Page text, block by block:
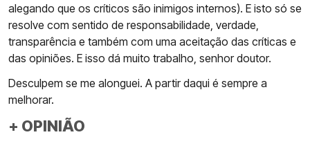
alegando que os críticos são inimigos internos). E isto só se
resolve com sentido de responsabilidade, verdade,
transparência e também com uma aceitação das críticas e
das opiniões. E isso dá muito trabalho, senhor doutor.
Desculpem se me alonguei. A partir daqui é sempre a
melhorar.
+ OPINIÃO